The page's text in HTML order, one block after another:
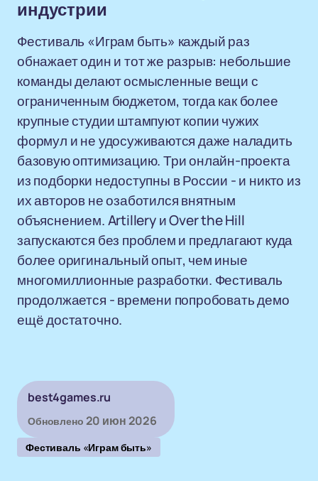
индустрии
Фестиваль «Играм быть» каждый раз
обнажает один и тот же разрыв: небольшие
команды делают осмысленные вещи с
ограниченным бюджетом, тогда как более
крупные студии штампуют копии чужих
формул и не удосуживаются даже наладить
базовую оптимизацию. Три онлайн-проекта
из подборки недоступны в России - и никто из
их авторов не озаботился внятным
объяснением. Artillery и Over the Hill
запускаются без проблем и предлагают куда
более оригинальный опыт, чем иные
многомиллионные разработки. Фестиваль
продолжается - времени попробовать демо
ещё достаточно.
best4games.ru
Обновлено 20 июн 2026
Фестиваль «Играм быть»